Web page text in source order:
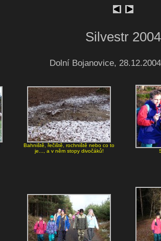
Silvestr 2004
Dolní Bojanovice,
Bahniště, řečiště, rochniště nebo co to
je..., a v něm stopy divočáků!